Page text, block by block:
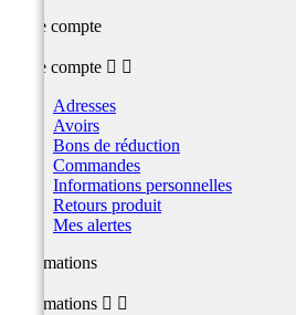
Votre compte
Votre compte  
Adresses
Avoirs
Bons de réduction
Commandes
Informations personnelles
Retours produit
Mes alertes
Informations
Informations  